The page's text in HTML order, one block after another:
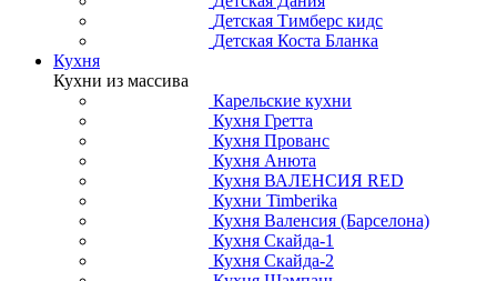
Детская Тимберс кидс
Детская Коста Бланка
Кухня
Кухни из массива
Карельские кухни
Кухня Гретта
Кухня Прованс
Кухня Анюта
Кухня ВАЛЕНСИЯ RED
Кухни Timberika
Кухня Валенсия (Барселона)
Кухня Скайда-1
Кухня Скайда-2